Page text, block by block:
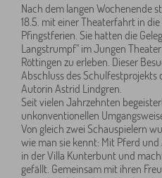
Nach dem langen Wochenende
18.5. mit einer Theaterfahrt in
Pfingstferien. Sie hatten die
Langstrumpf" im Jungen
Röttingen zu erleben. Dieser
Abschluss des Schulfestprojekts
Autorin Astrid Lindgren.
Seit vielen Jahrzehnten
unkonventionellen
Von gleich zwei Schauspielern
wie man sie kennt: Mit Pferd
in der Villa Kunterbunt und
gefällt. Gemeinsam mit ihren